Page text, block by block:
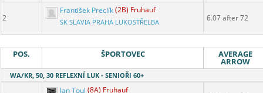
2
František Preclík(2B) Fruhauf
SK SLAVIA PRAHA LUKOSTŘELBA 6.07 after 72
POS. ŠPORTOVEC AVERAGE
ARROW
WA/KR, 50, 30 REFLEXNÍ LUK - SENIOŘI 60+
Jan Toul (8A) Fruhauf